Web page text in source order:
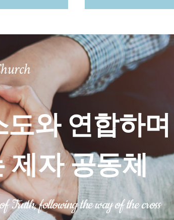
와 연합하며
제자 공동체
Truth, following the way of the cross